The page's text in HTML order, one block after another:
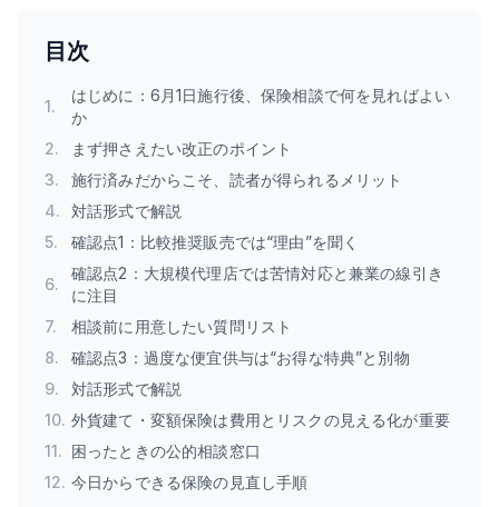
目次
1.
はじめに：6月1日施行後、保険相談で何を見ればよい
か
2.
まず押さえたい改正のポイント
3.
施行済みだからこそ、読者が得られるメリット
4.
対話形式で解説
5. 確認点1：比較推奨販売では“理由”を聞く
6.
確認点2：大規模代理店では苦情対応と兼業の線引き
に注目
7.
相談前に用意したい質問リスト
8.
確認点3：過度な便宜供与は“お得な特典”と別物
9.
対話形式で解説
10. 外貨建て・変額保険は費用とリスクの見える化が重要
11. 困ったときの公的相談窓口
12. 今日からできる保険の見直し手順